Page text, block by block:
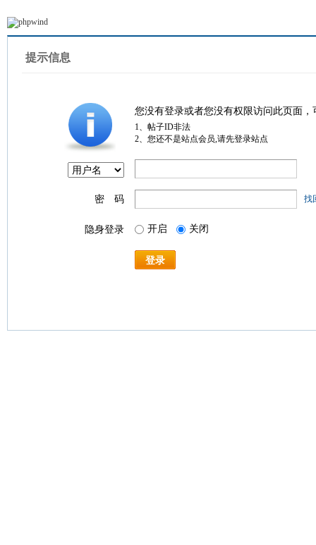
提示信息
您没有登录或者您没有权限访问此页面
1、帖子ID非法
2、您还不是站点会员,请先登录站点
密 码 找
隐身登录 开启 关闭
登录